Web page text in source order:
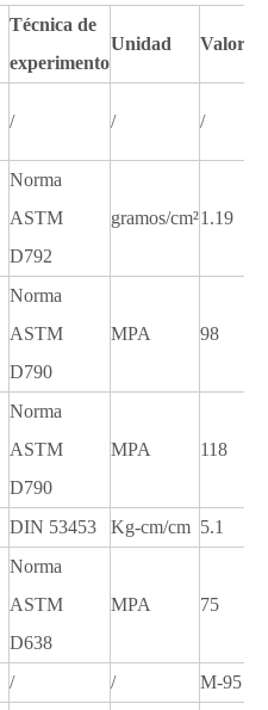
Técnica de
experimento
Unidad Valor
/ / /
Norma
ASTM
D792
gramos/cm²1.19
Norma
ASTM
D790
MPA 98
Norma
ASTM
D790
MPA 118
DIN 53453 Kg-cm/cm 5.1
Norma
ASTM
D638
MPA 75
/ / M-95